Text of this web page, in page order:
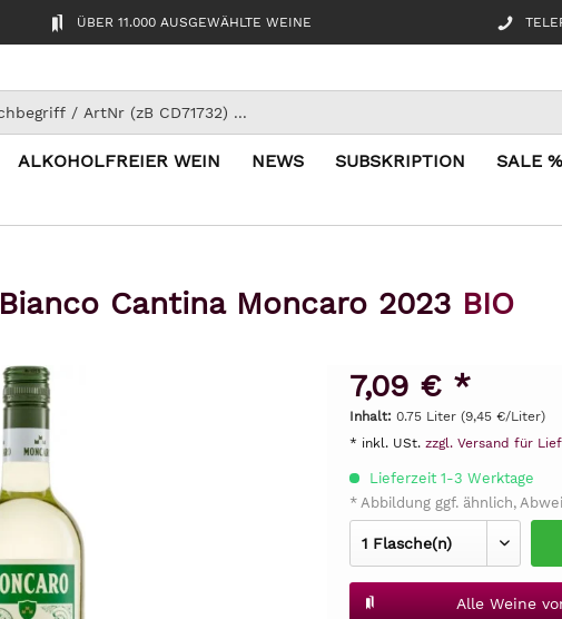
ÜBER 11.000 AUSGEWÄHLTE WEINE
ALKOHOLFREIER WEIN NEWS SUBSKRIPTION SALE %
Cantina Moncaro 2023 BIO
7,09 € *
Inhalt: 0.75 Liter (9,45 €/Liter)
* inkl. USt. zzgl. Versand für
Lieferzeit 1-3 Werktage
* Abbildung ggf. ähnlich,
Alle Weine